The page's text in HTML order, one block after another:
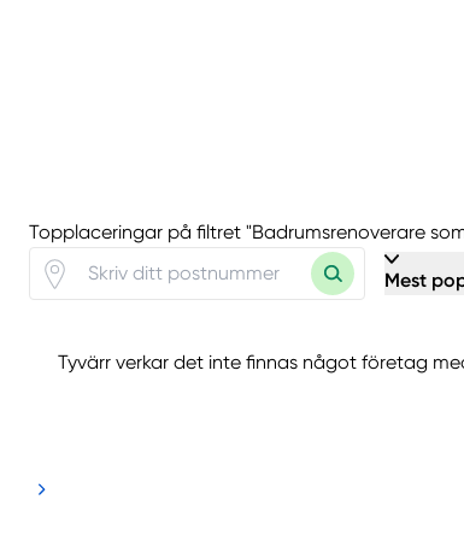
Topplaceringar på filtret "Badrumsrenoverare
Mest
Tyvärr verkar det inte finnas något företag